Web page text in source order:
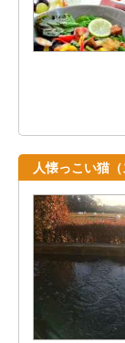
人懐っこい猫